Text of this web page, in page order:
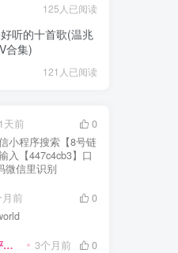
观看
125人已阅读
听的十首歌(温兆
合集)
121人已阅读
天前
0
小程序搜索【8号链
入【447c4cb3】口
微信里识别
月前
0
一位 WordPress 评论者 3个月前
0